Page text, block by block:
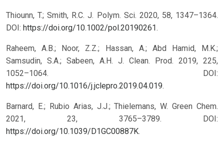
Thiounn, T.; Smith, R.C. J. Polym. Sci. 2020, 58, 1347–1364.
DOI: https://doi.org/10.1002/pol.20190261.
Raheem, A.B.; Noor, Z.Z.; Hassan, A.; Abd Hamid, M.K.;
Samsudin, S.A.; Sabeen, A.H. J. Clean. Prod. 2019, 225,
1052–1064. DOI:
https://doi.org/10.1016/j.jclepro.2019.04.019.
Barnard, E.; Rubio Arias, J.J.; Thielemans, W. Green Chem.
2021, 23, 3765–3789. DOI:
https://doi.org/10.1039/D1GC00887K.